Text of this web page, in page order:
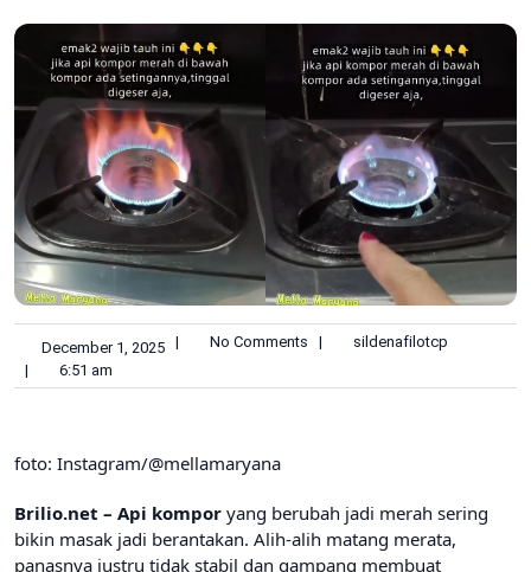
December 1, 2025 | No Comments |
sildenafilotcp
|
6:51 am
foto: Instagram/@mellamaryana
Brilio.net – Api kompor yang berubah jadi merah sering
bikin masak jadi berantakan. Alih-alih matang merata,
panasnya justru tidak stabil dan gampang membuat